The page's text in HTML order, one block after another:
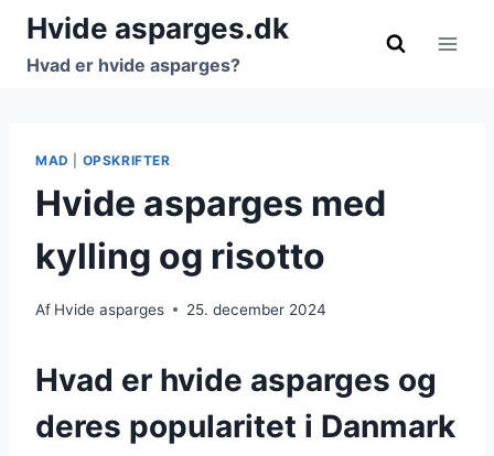
Fortsæt
indhold
Hvide asparges.dk
Hvad er hvide asparges?
MAD OPSKRIFTER
Hvide asparges med
kylling og risotto
Af Hvide asparges 25. december 2024
Hvad er hvide asparges og
deres popularitet i Danmark